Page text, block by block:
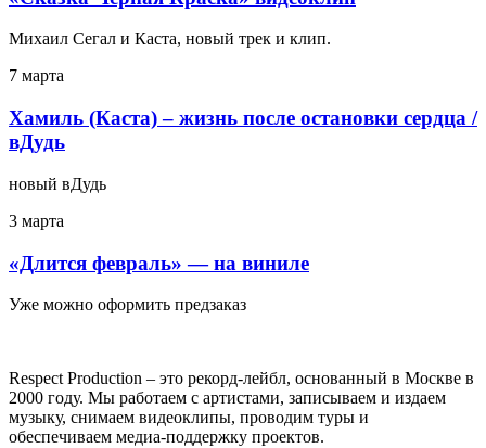
Михаил Сегал и Каста, новый трек и клип.
7 марта
Хамиль (Каста) – жизнь после остановки сердца /
вДудь
новый вДудь
3 марта
«Длится февраль» — на виниле
Уже можно оформить предзаказ
Respect Production – это рекорд-лейбл, основанный в Москве в
2000 году. Мы работаем с артистами, записываем и издаем
музыку, снимаем видеоклипы, проводим туры и
обеспечиваем медиа-поддержку проектов.